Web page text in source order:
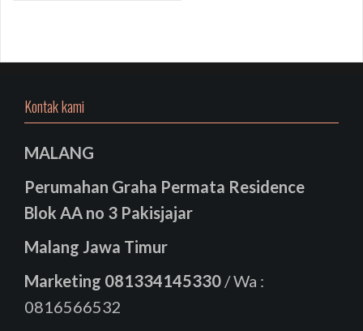
Kontak kami
MALANG
Perumahan Graha Permata Residence
Blok AA no 3 Pakisjajar
Malang Jawa Timur
Marketing 081334145330 / Wa :
0816566532